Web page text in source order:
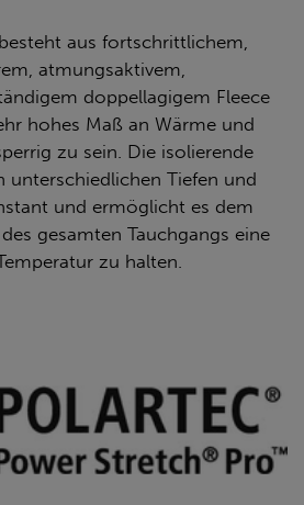
aus fortschrittlichem,
atmungsaktivem,
doppellagigem Fleece
hohes Maß an Wärme und
zu sein. Die isolierende
unterschiedlichen Tiefen und
und ermöglicht es dem
gesamten Tauchgangs eine
zu halten.